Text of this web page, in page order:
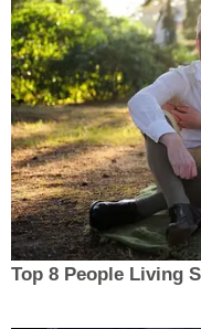
Top 8 People Living